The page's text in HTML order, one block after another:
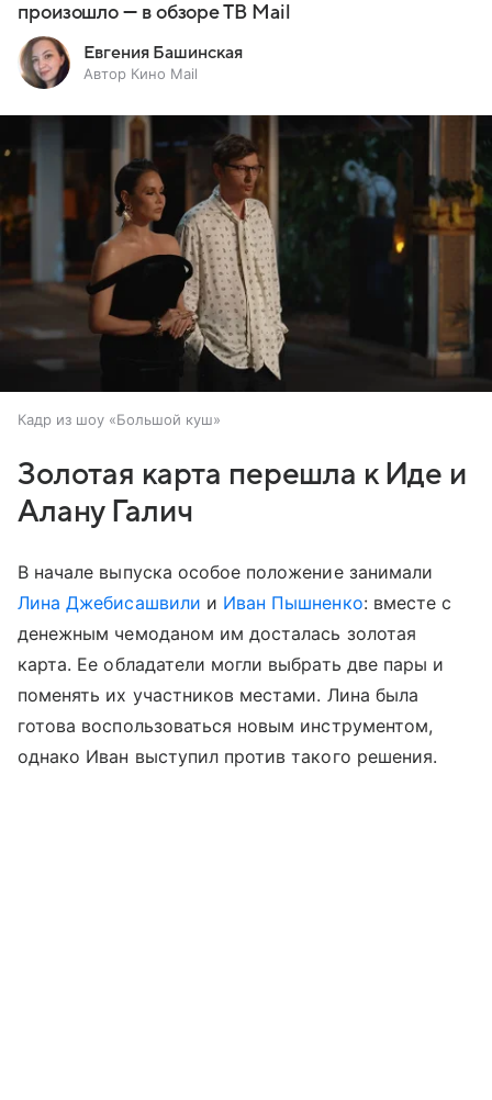
произошло — в обзоре ТВ Mail
Евгения Башинская
Автор Кино Mail
Кадр из шоу «Большой куш»
Золотая карта перешла к Иде и
Алану Галич
В начале выпуска особое положение занимали
Лина Джебисашвили и Иван Пышненко: вместе с
денежным чемоданом им досталась золотая
карта. Ее обладатели могли выбрать две пары и
поменять их участников местами. Лина была
готова воспользоваться новым инструментом,
однако Иван выступил против такого решения.